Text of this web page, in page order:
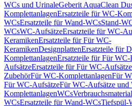
WCs und UrinaleGeberit AquaClean
KomplettanlagenErsatzteile für WC-
WCsErsatzteile für Wand-WCsStand-
WCsWC-AufsätzeErsatzteile für WC-
KeramikenErsatzteile für Für WC-
KeramikenDesignplattenErsatzteile für
KomplettanlagenErsatzteile für Für WC-
AufsätzeErsatzteile für Für WC-Aufsätze
ZubehörFür WC-KomplettanlagenFür
Für WC-AufsätzeFür WC-Aufsätze und
KomplettanlagenWCsVerbrauchsmaterial
WCsErsatzteile für Wand-WCsTiefspül-